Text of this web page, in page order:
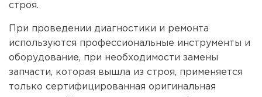
строя.
При проведении диагностики и ремонта
используются профессиональные инструменты и
оборудование, при необходимости замены
запчасти, которая вышла из строя, применяется
только сертифицированная оригинальная